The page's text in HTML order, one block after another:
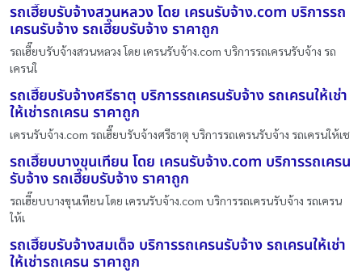
รถเฮี๊ยบรับจ้างสวนหลวง โดย เครนรับจ้าง.com บริการรถ
เครนรับจ้าง รถเฮี๊ยบรับจ้าง ราคาถูก
รถเฮี๊ยบรับจ้างสวนหลวง โดย เครนรับจ้าง.com บริการรถเครนรับจ้าง รถ
เครนใ
รถเฮี๊ยบรับจ้างศรีธาตุ บริการรถเครนรับจ้าง รถเครนให้เช่า
ให้เช่ารถเครน ราคาถูก
เครนรับจ้าง.com รถเฮี๊ยบรับจ้างศรีธาตุ บริการรถเครนรับจ้าง รถเครนให้เช
รถเฮี๊ยบบางขุนเทียน โดย เครนรับจ้าง.com บริการรถเครน
รับจ้าง รถเฮี๊ยบรับจ้าง ราคาถูก
รถเฮี๊ยบบางขุนเทียน โดย เครนรับจ้าง.com บริการรถเครนรับจ้าง รถเครน
ให้เ
รถเฮี๊ยบรับจ้างสมเด็จ บริการรถเครนรับจ้าง รถเครนให้เช่า
ให้เช่ารถเครน ราคาถูก